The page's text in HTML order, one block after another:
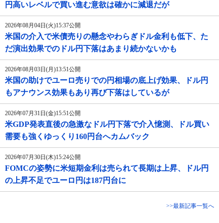
円高いレベルで買い進む意欲は確かに減退だが
2026年08月04日(火)15:37公開
米国の介入で米債売りの懸念やわらぎドル金利も低下、た
だ演出効果でのドル円下落はあまり続かないかも
2026年08月03日(月)13:51公開
米国の助けでユーロ売りでの円相場の底上げ効果、ドル円
もアナウンス効果もあり再び下落はしているが
2026年07月31日(金)15:51公開
米GDP発表直後の急激なドル円下落で介入憶測、ドル買い
需要も強くゆっくり160円台へカムバック
2026年07月30日(木)15:24公開
FOMCの姿勢に米短期金利は売られて長期は上昇、ドル円
の上昇不足でユーロ円は187円台に
>>最新記事一覧へ